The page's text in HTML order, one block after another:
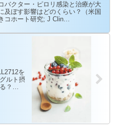
バクター・ピロリ感染と治療が大
及ぼす影響はどのくらい？（米国
コホート研究; J Clin
を
ルト摂
？